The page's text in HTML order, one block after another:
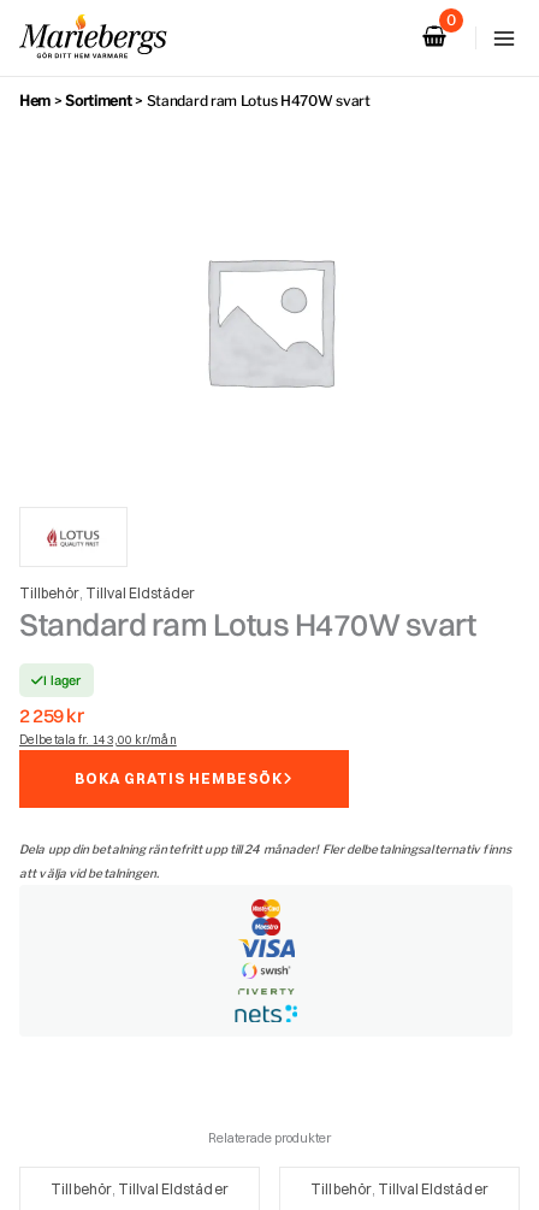
innehåll
Hem >Sortiment> Standard ram Lotus H470W svart
Tillbehör, Tillval Eldstäder
Standard ram Lotus H470W svart
I lager
2 259kr
Delbetala fr. 143,00 kr/mån
BOKA GRATIS HEMBESÖK
Dela upp din betalning räntefritt upp till 24 månader! Fler delbetalningsalternativ finns
att välja vid betalningen.
Relaterade produkter
Tillbehör, Tillval Eldstäder
Tillbehör, Tillval Eldstäder